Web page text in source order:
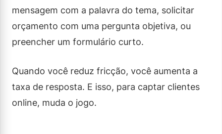
mensagem com a palavra do tema, solicitar
orçamento com uma pergunta objetiva, ou
preencher um formulário curto.
Quando você reduz fricção, você aumenta a
taxa de resposta. E isso, para captar clientes
online, muda o jogo.